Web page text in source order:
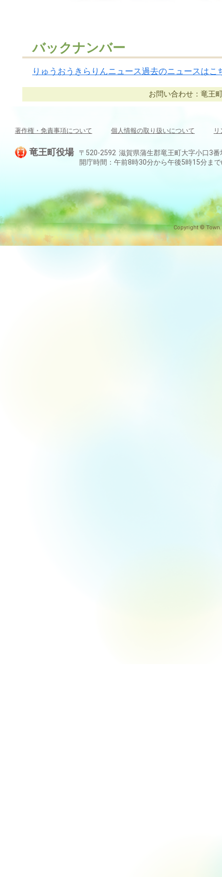
バックナンバー
りゅうおうきらりんニュース過去のニュースはこ
お問い合わせ：竜王
著作権・免責事項について 個人情報の取り扱いについて
竜王町役場
〒520-2592 滋賀県蒲生郡竜王町大字小口3
開庁時間：午前8時30分から午後5時15分ま
Copyright ©